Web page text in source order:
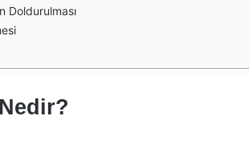
Doldurulması